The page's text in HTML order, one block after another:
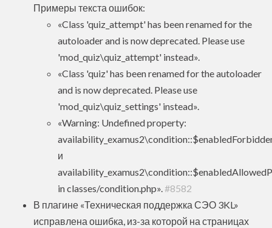
Примеры текста ошибок:
«Class 'quiz_attempt' has been renamed for the
autoloader and is now deprecated. Please use
'mod_quiz\quiz_attempt' instead».
«Class 'quiz' has been renamed for the autoloader
and is now deprecated. Please use
'mod_quiz\quiz_settings' instead».
«Warning: Undefined property:
и
in classes/condition.php».#8582
В плагине «Техническая поддержка СЭО 3KL»
исправлена ошибка, из-за которой на страницах